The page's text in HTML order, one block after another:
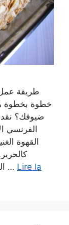
طريقة عمل
خطوة بخطوة
ضيوفك؟ نقدم
الفرنسي
القهوة
التحضير وتضمن لك نتيجة احترافية في كل … Lire la